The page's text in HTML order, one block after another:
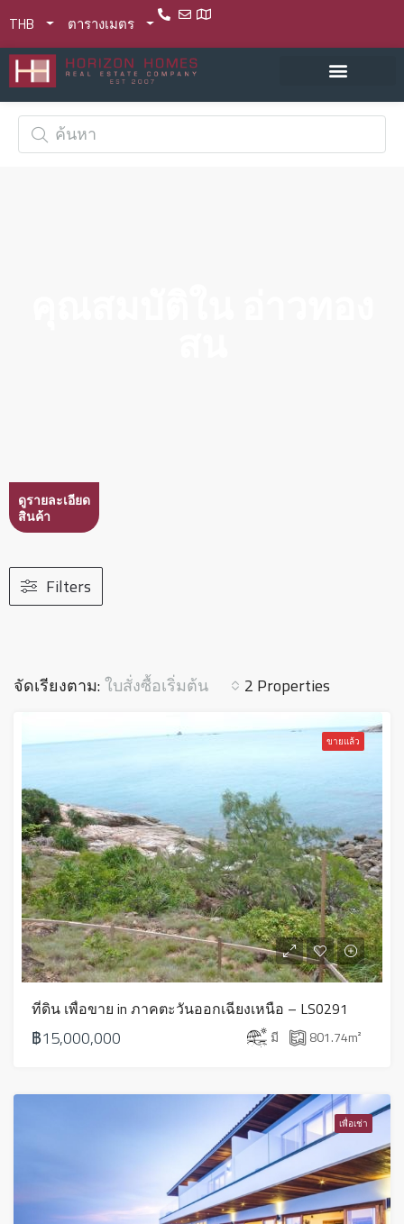
THB ตารางเมตร
ดูรายละเอียด
สินค้า
Filters
2 Properties
จัดเรียงตาม:ใบสั่งซื้อเริ่มต้น
ขายแล้ว
ที่ดิน เพื่อขาย in ภาคตะวันออกเฉียงเหนือ – LS0291
฿15,000,000 มี 801.74m²
เพื่อเช่า